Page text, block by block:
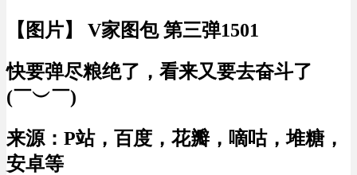
【图片】 V家图包 第三弹1501
快要弹尽粮绝了，看来又要去奋斗了
(￣︶￣)
来源：P站，百度，花瓣，嘀咕，堆糖，
安卓等